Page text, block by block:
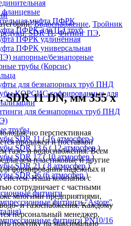
фланцевые
муфта ПФРК
ПФРК для ПЭ труб
ПФРК удлинённая
ПФРК универсальная
напорные/безнапорные
трубы (Корсис)
для безнапорных труб ПНД
КОРСИС гофрированные для
для безнапорных труб ПНД
трубы
SDR 11 ( 16 атмосфер )
SDR 13,6 ( 12 атмосфер )
SDR 17 ( 10 атмосфер )
SDR 21 ( 8 атмосфер )
SDR 26 (6 атмосфер )
фитинги
фитинги "Astore"
фитинги PN10/16
Водоснабжение, Тройник
SDR 11, Фитинг ПЭ,
SDR 11 DN, мм 355 x
но перспективная
продажей и поставкой
газо- и водоснабжения. Всем
пластиковые и другие
формирования надёжных и
Наша компания с
сотрудничает с частными
многими предприятиями,
и газоснабжения. Каждому
персональный менеджер,
покупку на максимально